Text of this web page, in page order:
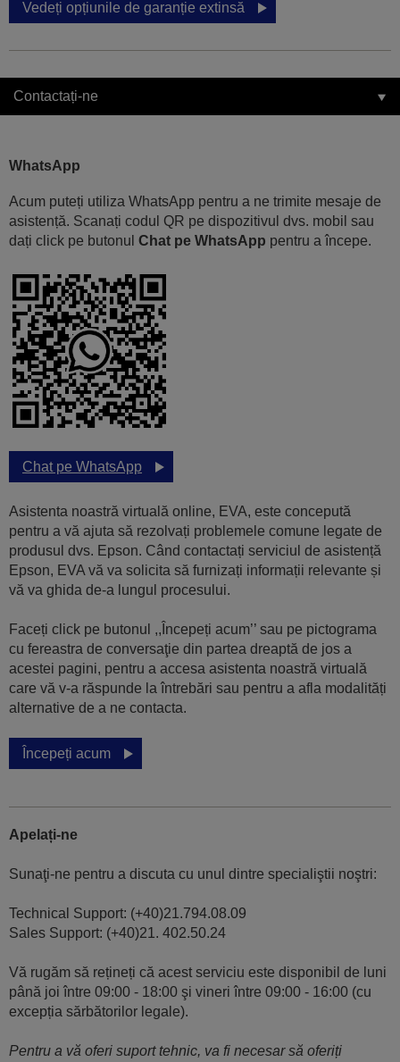
Vedeți opțiunile de garanție extinsă
Contactați-ne
WhatsApp
Acum puteți utiliza WhatsApp pentru a ne trimite mesaje de
asistență. Scanați codul QR pe dispozitivul dvs. mobil sau
dați click pe butonul Chat pe WhatsApp pentru a începe.
Chat pe WhatsApp
Asistenta noastră virtuală online, EVA, este concepută
pentru a vă ajuta să rezolvați problemele comune legate de
produsul dvs. Epson. Când contactați serviciul de asistență
Epson, EVA vă va solicita să furnizați informații relevante și
vă va ghida de-a lungul procesului.
Faceți click pe butonul ,,Începeți acum’’ sau pe pictograma
cu fereastra de conversaţie din partea dreaptă de jos a
acestei pagini, pentru a accesa asistenta noastră virtuală
care vă v-a răspunde la întrebări sau pentru a afla modalități
alternative de a ne contacta.
Începeți acum
Apelați-ne
Sunaţi-ne pentru a discuta cu unul dintre specialiştii noştri:
Technical Support: (+40)21.794.08.09
Sales Support: (+40)21. 402.50.24
Vă rugăm să rețineți că acest serviciu este disponibil de luni
până joi între 09:00 - 18:00 şi vineri între 09:00 - 16:00 (cu
excepția sărbătorilor legale).
Pentru a vă oferi suport tehnic, va fi necesar să oferiți